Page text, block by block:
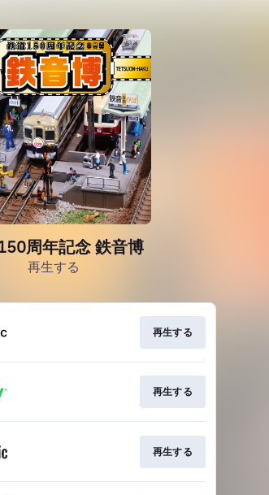
周年記念 鉄音博
再生する
再生する
再生する
再生する